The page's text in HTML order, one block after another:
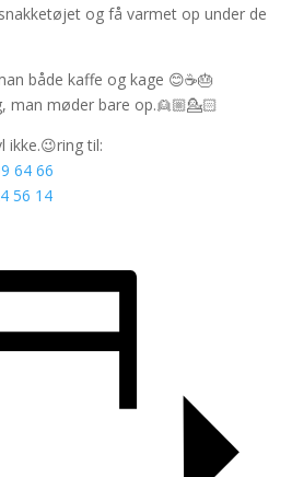
og få varmet op under de
både kaffe og kage 😊☕️🎂
man møder bare op.👱🏼💁🏻
ikke.😉ring til:
64 66
56 14